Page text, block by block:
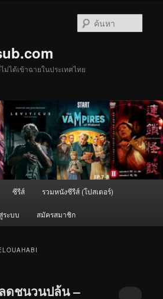
ได้เข้าฉายในประเทศไทย
ซีรีส์ รวมหนังซีรีส์ (โปสเตอร์)
ระบบ สมัครสมาชิก
ดชนวนปล้น –